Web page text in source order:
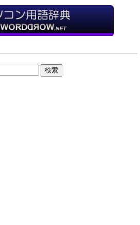
検索